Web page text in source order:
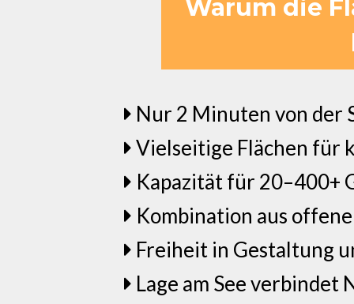
Warum die
Nur 2 Minuten von der
Vielseitige Flächen für
Kapazität für 20–400+
Kombination aus
Freiheit in Gestaltung
Lage am See